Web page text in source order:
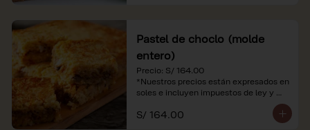
Pastel de choclo (molde
entero)
Precio: S/ 164.00
*Nuestros precios están expresados en
soles e incluyen impuestos de ley y
S/ 164.00